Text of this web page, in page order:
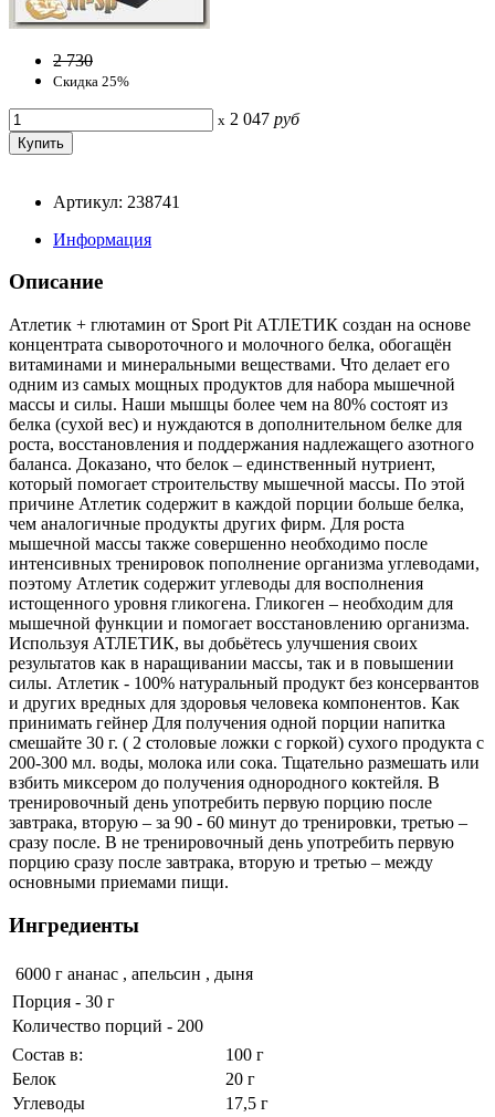
2 730
Скидка 25%
x 2 047 руб
Артикул: 238741
Информация
Описание
Атлетик + глютамин от Sport Pit АТЛЕТИК создан на основе
концентрата сывороточного и молочного белка, обогащён
витаминами и минеральными веществами. Что делает его
одним из самых мощных продуктов для набора мышечной
массы и силы. Наши мышцы более чем на 80% состоят из
белка (сухой вес) и нуждаются в дополнительном белке для
роста, восстановления и поддержания надлежащего азотного
баланса. Доказано, что белок – единственный нутриент,
который помогает строительству мышечной массы. По этой
причине Атлетик содержит в каждой порции больше белка,
чем аналогичные продукты других фирм. Для роста
мышечной массы также совершенно необходимо после
интенсивных тренировок пополнение организма углеводами,
поэтому Атлетик содержит углеводы для восполнения
истощенного уровня гликогена. Гликоген – необходим для
мышечной функции и помогает восстановлению организма.
Используя АТЛЕТИК, вы добьётесь улучшения своих
результатов как в наращивании массы, так и в повышении
силы. Атлетик - 100% натуральный продукт без консервантов
и других вредных для здоровья человека компонентов. Как
принимать гейнер Для получения одной порции напитка
смешайте 30 г. ( 2 столовые ложки с горкой) сухого продукта с
200-300 мл. воды, молока или сока. Тщательно размешать или
взбить миксером до получения однородного коктейля. В
тренировочный день употребить первую порцию после
завтрака, вторую – за 90 - 60 минут до тренировки, третью –
сразу после. В не тренировочный день употребить первую
порцию сразу после завтрака, вторую и третью – между
основными приемами пищи.
Ингредиенты
6000 г ананас , апельсин , дыня
Порция - 30 г
Количество порций - 200
Состав в:
100 г
Белок
20 г
Углеводы
17,5 г